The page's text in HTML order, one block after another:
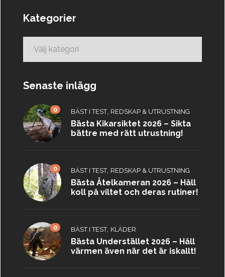
Kategorier
Senaste inlägg
0 BÄST I TEST, REDSKAP & UTRUSTNING
Bästa Kikarsiktet 2026 – Sikta
bättre med rätt utrustning!
0 BÄST I TEST, REDSKAP & UTRUSTNING
Bästa Åtelkameran 2026 – Håll
koll på viltet och deras rutiner!
0 BÄST I TEST, KLÄDER
Bästa Understället 2026 – Håll
värmen även när det är iskallt!